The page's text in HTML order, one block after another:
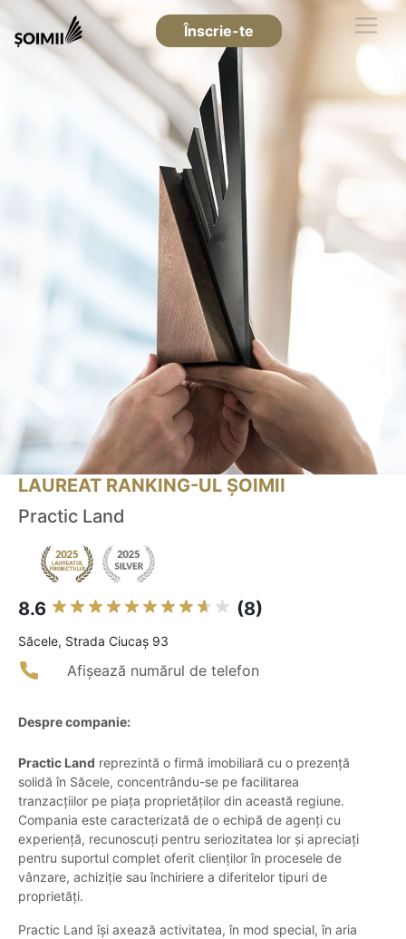
Înscrie-te
LAUREAT RANKING-UL ȘOIMII
Practic Land
8.6 (8)
Săcele, Strada Ciucaș 93
Afișează numărul de telefon
Despre companie:
Practic Land reprezintă o firmă imobiliară cu o prezență
solidă în Săcele, concentrându-se pe facilitarea
tranzacțiilor pe piața proprietăților din această regiune.
Compania este caracterizată de o echipă de agenți cu
experiență, recunoscuți pentru seriozitatea lor și apreciați
pentru suportul complet oferit clienților în procesele de
vânzare, achiziție sau închiriere a diferitelor tipuri de
proprietăți.
Practic Land își axează activitatea, în mod special, în aria